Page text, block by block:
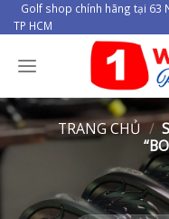
Skip
to
content
Golf shop chính hãng tại 63
TP HCM
TRANG CHỦ /